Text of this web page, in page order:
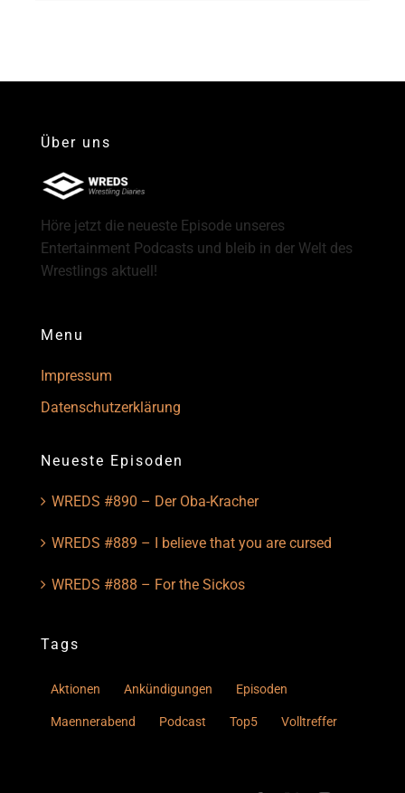
Über uns
Höre jetzt die neueste Episode unseres
Entertainment Podcasts und bleib in der Welt des
Wrestlings aktuell!
Menu
Impressum
Datenschutzerklärung
Neueste Episoden
WREDS #890 – Der Oba-Kracher
WREDS #889 – I believe that you are cursed
WREDS #888 – For the Sickos
Tags
Aktionen Ankündigungen Episoden
Maennerabend Podcast Top5 Volltreffer